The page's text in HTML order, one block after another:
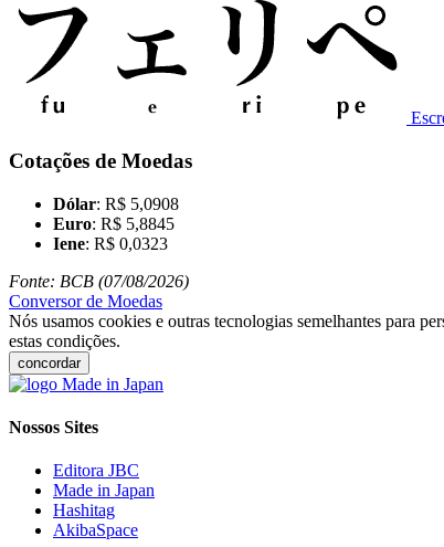
Cotações de Moedas
Dólar: R$ 5,0908
Euro: R$ 5,8845
Iene: R$ 0,0323
Fonte: BCB (07/08/2026)
Conversor de Moedas
Nós usamos cookies e outras tecnologias semelhantes para
estas condições.
concordar
Nossos Sites
Editora JBC
Made in Japan
Hashitag
AkibaSpace